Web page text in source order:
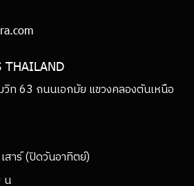
THAILAND
ท 63 ถนนเอกมัย แขวงคลองตันเหนือ
สาร์ (ปิดวันอาทิตย์)
น